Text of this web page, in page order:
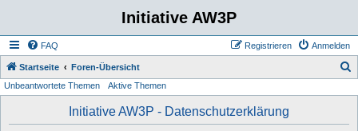
Initiative AW3P
FAQ Anmelden
Registrieren
Startseite Foren-Übersicht
Unbeantwortete Themen Aktive Themen
Initiative AW3P - Datenschutzerklärung